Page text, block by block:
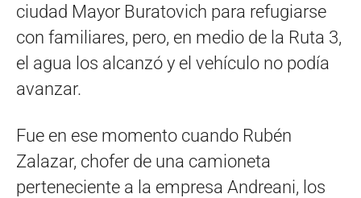
ciudad Mayor Buratovich para refugiarse
con familiares, pero, en medio de la Ruta 3,
el agua los alcanzó y el vehículo no podía
avanzar.
Fue en ese momento cuando Rubén
Zalazar, chofer de una camioneta
perteneciente a la empresa Andreani, los